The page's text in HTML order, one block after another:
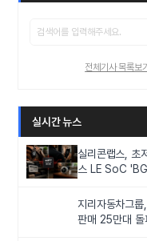
전체기사 목록보
실시간 뉴스
실리콘랩스, 초
스 LE SoC
지리자동차그
판매 25만대 돌